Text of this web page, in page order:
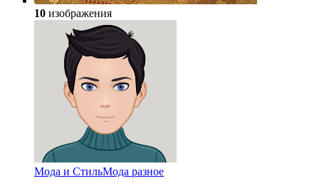
10 изображения
Мода и СтильМода разное